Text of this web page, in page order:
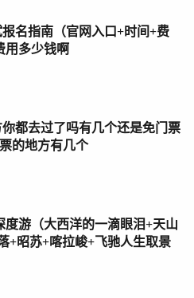
名指南（官网入口+时间+费
用多少钱啊
都去过了吗有几个还是免门票
的地方有几个
度游（大西洋的一滴眼泪+天山
+昭苏+喀拉峻+飞驰人生取景